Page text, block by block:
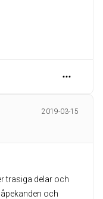
2019-03-15
trasiga delar och
och